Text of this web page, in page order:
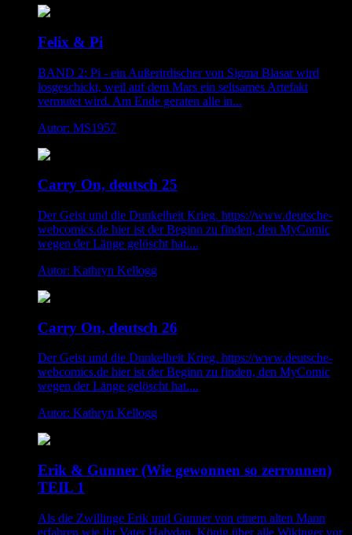
Felix & Pi
BAND 2: Pi - ein Außerirdischer von Sigma Blasar wird
losgeschickt, weil auf dem Mars ein seltsames Artefakt
vermutet wird. Am Ende geraten alle in...
Autor: MS1957
Carry On, deutsch 25
Der Geist und die Dunkelheit Krieg. https://www.deutsche-
webcomics.de hier ist der Beginn zu finden, den MyComic
wegen der Länge gelöscht hat....
Autor: Kathryn Kellogg
Carry On, deutsch 26
Der Geist und die Dunkelheit Krieg. https://www.deutsche-
webcomics.de hier ist der Beginn zu finden, den MyComic
wegen der Länge gelöscht hat....
Autor: Kathryn Kellogg
Erik & Gunner (Wie gewonnen so zerronnen)
TEIL 1
Als die Zwillinge Erik und Gunner von einem alten Mann
erfahren wie ihr Vater Halvdan, König über alle Wikinger vor